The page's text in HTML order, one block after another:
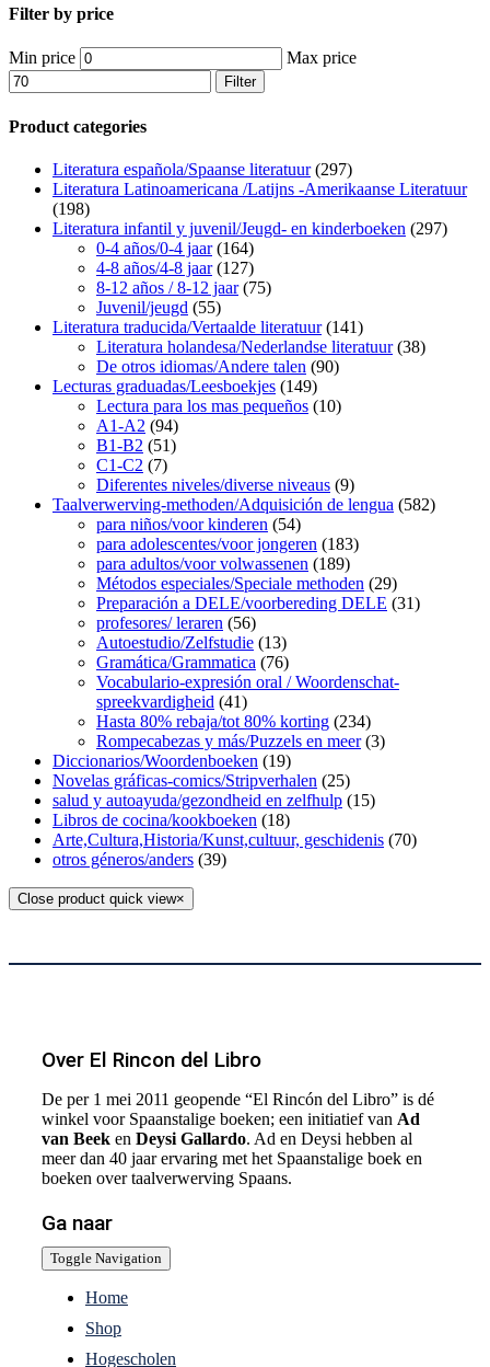
Filter by price
Min price Max price
Filter
Product categories
Literatura española/Spaanse literatuur (297)
Literatura Latinoamericana /Latijns -Amerikaanse Literatuur
(198)
Literatura infantil y juvenil/Jeugd- en kinderboeken (297)
0-4 años/0-4 jaar (164)
4-8 años/4-8 jaar (127)
8-12 años / 8-12 jaar (75)
Juvenil/jeugd (55)
Literatura traducida/Vertaalde literatuur (141)
Literatura holandesa/Nederlandse literatuur (38)
De otros idiomas/Andere talen (90)
Lecturas graduadas/Leesboekjes (149)
Lectura para los mas pequeños (10)
A1-A2 (94)
B1-B2 (51)
C1-C2 (7)
Diferentes niveles/diverse niveaus (9)
Taalverwerving-methoden/Adquisición de lengua (582)
para niños/voor kinderen (54)
para adolescentes/voor jongeren (183)
para adultos/voor volwassenen (189)
Métodos especiales/Speciale methoden (29)
Preparación a DELE/voorbereding DELE (31)
profesores/ leraren (56)
Autoestudio/Zelfstudie (13)
Gramática/Grammatica (76)
Vocabulario-expresión oral / Woordenschat-
spreekvardigheid (41)
Hasta 80% rebaja/tot 80% korting (234)
Rompecabezas y más/Puzzels en meer (3)
Diccionarios/Woordenboeken (19)
Novelas gráficas-comics/Stripverhalen (25)
salud y autoayuda/gezondheid en zelfhulp (15)
Libros de cocina/kookboeken (18)
Arte,Cultura,Historia/Kunst,cultuur, geschidenis (70)
otros géneros/anders (39)
Close product quick view×
Over El Rincon del Libro
De per 1 mei 2011 geopende “El Rincón del Libro” is dé
winkel voor Spaanstalige boeken; een initiatief van Ad
van Beeken Deysi Gallardo. Ad en Deysi hebben al
meer dan 40 jaar ervaring met het Spaanstalige boek en
boeken over taalverwerving Spaans.
Ga naar
Toggle Navigation
Home
Shop
Hogescholen